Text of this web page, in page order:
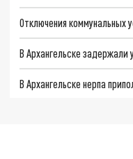
Отключения коммунальных
В Архангельске задержали
В Архангельске нерпа